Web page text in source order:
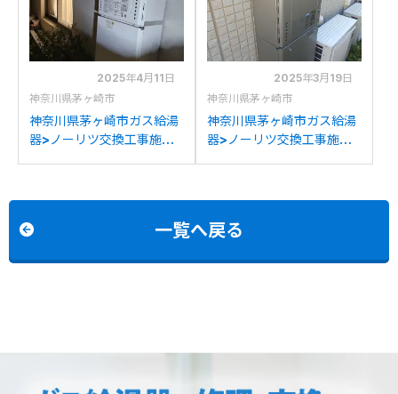
換
2025年4月11日
神奈川県茅ヶ崎市
神奈川県茅ヶ崎市ガス給湯
器>ノーリツ交換工事施工
2025年3月19日
神奈川県茅ヶ崎市
神奈川県茅ヶ崎市ガス給湯
器>ノーリツ交換工事施工
一覧へ戻る